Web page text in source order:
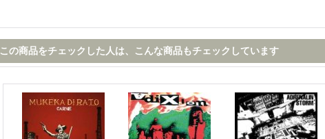
この商品をチェックした人は、こんな商品もチェックしています